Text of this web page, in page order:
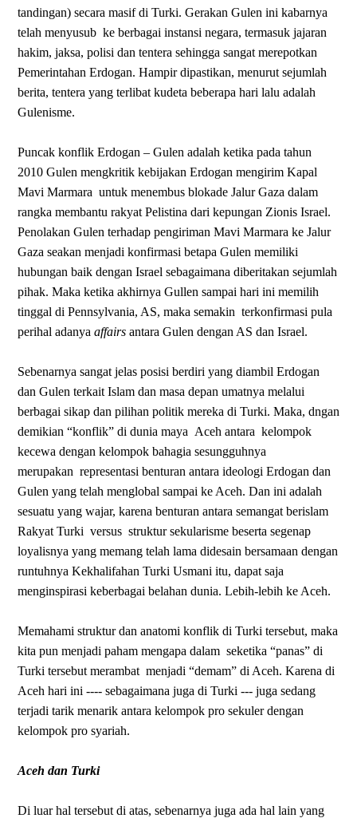
tandingan) secara masif di Turki. Gerakan Gulen ini kabarnya
telah menyusub ke berbagai instansi negara, termasuk jajaran
hakim, jaksa, polisi dan tentera sehingga sangat merepotkan
Pemerintahan Erdogan. Hampir dipastikan, menurut sejumlah
berita, tentera yang terlibat kudeta beberapa hari lalu adalah
Gulenisme.
Puncak konflik Erdogan – Gulen adalah ketika pada tahun
2010 Gulen mengkritik kebijakan Erdogan mengirim Kapal
Mavi Marmara untuk menembus blokade Jalur Gaza dalam
rangka membantu rakyat Pelistina dari kepungan Zionis Israel.
Penolakan Gulen terhadap pengiriman Mavi Marmara ke Jalur
Gaza seakan menjadi konfirmasi betapa Gulen memiliki
hubungan baik dengan Israel sebagaimana diberitakan sejumlah
pihak. Maka ketika akhirnya Gullen sampai hari ini memilih
tinggal di Pennsylvania, AS, maka semakin terkonfirmasi pula
perihal adanya affairs antara Gulen dengan AS dan Israel.
Sebenarnya sangat jelas posisi berdiri yang diambil Erdogan
dan Gulen terkait Islam dan masa depan umatnya melalui
berbagai sikap dan pilihan politik mereka di Turki. Maka, dngan
demikian “konflik” di dunia maya Aceh antara kelompok
kecewa dengan kelompok bahagia sesungguhnya
merupakan representasi benturan antara ideologi Erdogan dan
Gulen yang telah menglobal sampai ke Aceh. Dan ini adalah
sesuatu yang wajar, karena benturan antara semangat berislam
Rakyat Turki versus struktur sekularisme beserta segenap
loyalisnya yang memang telah lama didesain bersamaan dengan
runtuhnya Kekhalifahan Turki Usmani itu, dapat saja
menginspirasi keberbagai belahan dunia. Lebih-lebih ke Aceh.
Memahami struktur dan anatomi konflik di Turki tersebut, maka
kita pun menjadi paham mengapa dalam seketika “panas” di
Turki tersebut merambat menjadi “demam” di Aceh. Karena di
Aceh hari ini ---- sebagaimana juga di Turki --- juga sedang
terjadi tarik menarik antara kelompok pro sekuler dengan
kelompok pro syariah.
Aceh dan Turki
Di luar hal tersebut di atas, sebenarnya juga ada hal lain yang